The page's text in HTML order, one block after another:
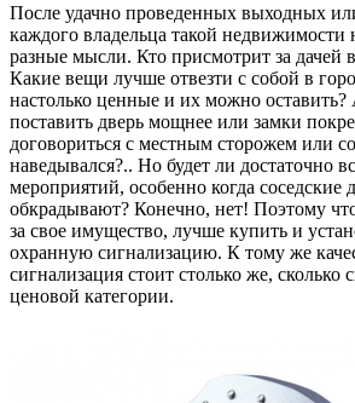
После удачно проведенных выходных
каждого владельца такой недвижимости
разные мысли. Кто присмотрит за дачей в
Какие вещи лучше отвезти с собой в
настолько ценные и их можно
поставить дверь мощнее или замки
договориться с местным сторожем или
наведывался?.. Но будет ли достаточно
мероприятий, особенно когда соседские
обкрадывают? Конечно, нет! Поэтому
за свое имущество, лучше купить и
охранную сигнализацию. К тому же
сигнализация стоит столько же, сколько
ценовой категории.